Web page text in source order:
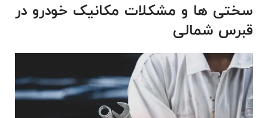
سختی ها و مشکلات مکانیک خودرو در
قبرس شمالی